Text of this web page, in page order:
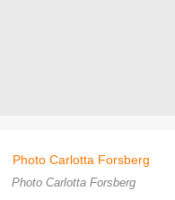
Photo Carlotta Forsberg